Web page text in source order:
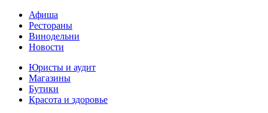
Афиша
Рестораны
Винодельни
Новости
Юристы и аудит
Магазины
Бутики
Красота и здоровье